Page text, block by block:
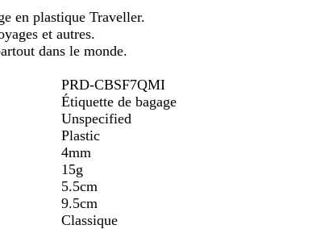
défiler
en plastique Traveller.
et autres.
dans le monde.
PRD-CBSF7QMI
Étiquette de bagage
Unspecified
Plastic
4mm
15g
5.5cm
9.5cm
Classique